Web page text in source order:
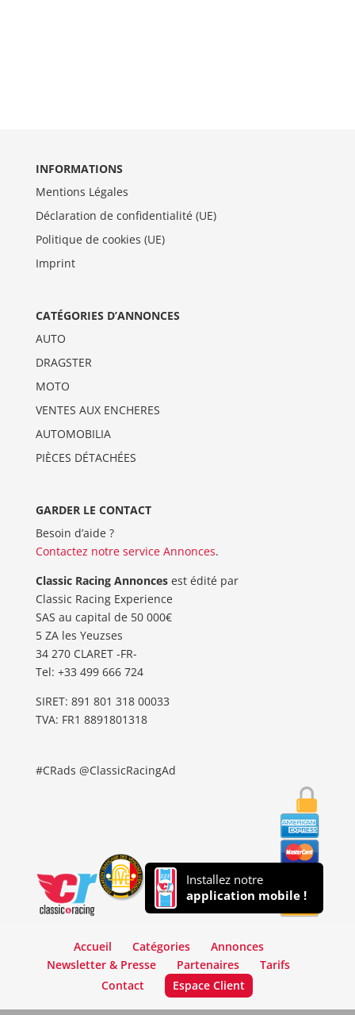
INFORMATIONS
Mentions Légales
Déclaration de confidentialité (UE)
Politique de cookies (UE)
Imprint
CATÉGORIES D’ANNONCES
AUTO
DRAGSTER
MOTO
VENTES AUX ENCHERES
AUTOMOBILIA
PIÈCES DÉTACHÉES
GARDER LE CONTACT
Besoin d’aide ?
Contactez notre service Annonces.
Classic Racing Annoncesest édité par
Classic Racing Experience
SAS au capital de 50 000€
5 ZA les Yeuzses
34 270 CLARET -FR-
Tel: ‭+33 499 666 724‬
SIRET: 891 801 318 00033
TVA: FR1 8891801318
#CRads @ClassicRacingAd
Installez notre
application mobile !
Accueil Catégories
Annonces
Newsletter & Presse
Partenaires
Tarifs
Contact
Espace Client